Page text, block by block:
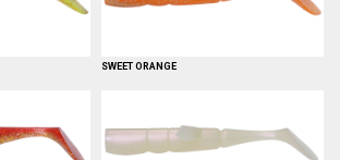
SWEET ORANGE